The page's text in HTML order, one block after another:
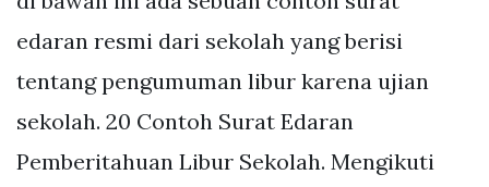
edaran resmi dari sekolah yang berisi
tentang pengumuman libur karena ujian
sekolah. 20 Contoh Surat Edaran
Pemberitahuan Libur Sekolah. Mengikuti